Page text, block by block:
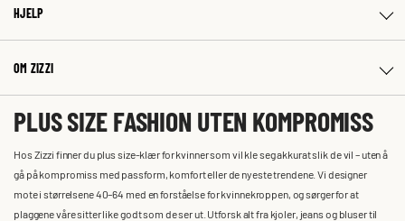
HJELP
OM ZIZZI
PLUS SIZE FASHION UTEN KOMPROMISS
Hos Zizzi finner du plus size-klær for kvinner som vil kle seg akkurat slik de vil – uten å
gå på kompromiss med passform, komfort eller de nyeste trendene. Vi designer
mote i størrelsene 40–64 med en forståelse for kvinnekroppen, og sørger for at
plaggene våre sitter like godt som de ser ut. Utforsk alt fra kjoler, jeans og bluser til